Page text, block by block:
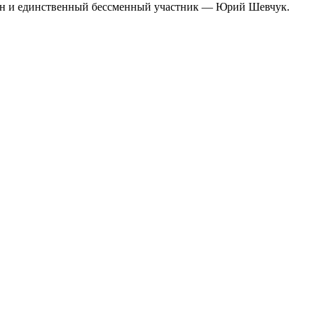
и единственный бессменный участник — Юрий Шевчук.